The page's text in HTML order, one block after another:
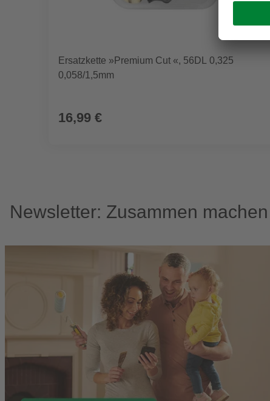
Ersatzkette »Premium Cut «, 56DL 0,325
0,058/1,5mm
16,99 €
Newsletter: Zusammen